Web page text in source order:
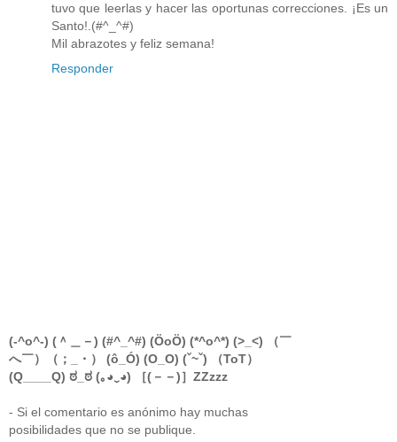
tuvo que leerlas y hacer las oportunas correcciones. ¡Es un
Santo!.(#^_^#)
Mil abrazotes y feliz semana!
Responder
(-^o^-) (＾＿－) (#^_^#) (ÖoÖ) (*^o^*) (>_<) （￣
へ￣）（；_・） (ô_Ó) (O_O) (ˇ~ˇ) （ToT）
(Q____Q) ಠ_ಠ (｡◕‿◕) ［(－－)］ZZzzz
- Si el comentario es anónimo hay muchas
posibilidades que no se publique.